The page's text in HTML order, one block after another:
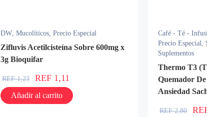
DW, Mucolíticos, Precio Especial
Zifluvis Acetilcisteína Sobre 600mg x
3g Bioquifar
REF1,23 REF 1,11
Añadir al carrito
Café - Té -
Precio Especial,
Suplementos
Thermo T3
Quemador
Ansiedad
REF2,80